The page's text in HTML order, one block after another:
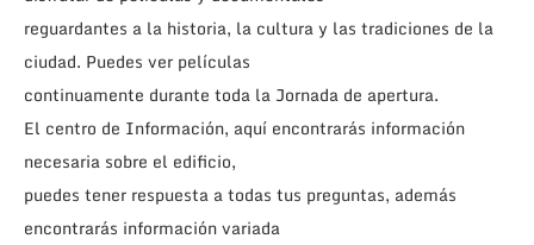
reguardantes a la historia, la cultura y las tradiciones de la
ciudad. Puedes ver películas
continuamente durante toda la Jornada de apertura.
El centro de Información, aquí encontrarás información
necesaria sobre el edificio,
puedes tener respuesta a todas tus preguntas, además
encontrarás información variada